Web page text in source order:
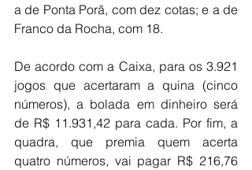
a de Ponta Porã, com dez cotas; e a de
Franco da Rocha, com 18.
De acordo com a Caixa, para os 3.921
jogos que acertaram a quina (cinco
números), a bolada em dinheiro será
de R$ 11.931,42 para cada. Por fim, a
quadra, que premia quem acerta
quatro números, vai pagar R$ 216,76